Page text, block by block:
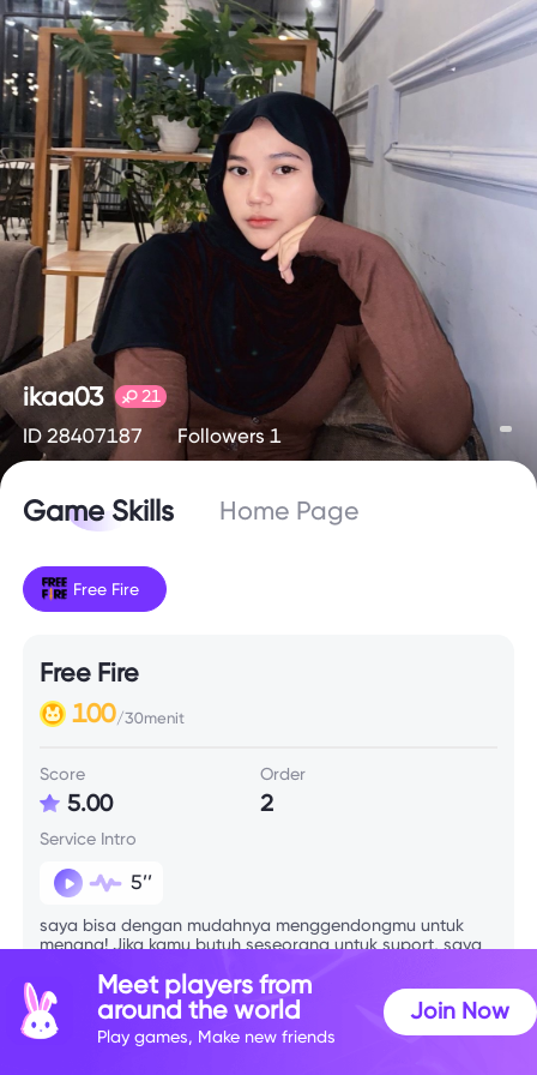
ikaa03 21
ID 28407187 Followers 1
Game Skills Home Page
Free Fire
Free Fire
100/30menit
Score
5.00
Order
2
Service Intro
5’’
saya bisa dengan mudahnya menggendongmu untuk
menang! Jika kamu butuh seseorang untuk suport, saya
mode apapun, yang pntng kita have fun
Meet players from
around the world
Play games, Make new friends
Join Now